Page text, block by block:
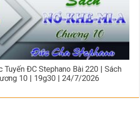
Tuyến ĐC Stephano Bài 220 | Sách
10 | 19g30 | 24/7/2026